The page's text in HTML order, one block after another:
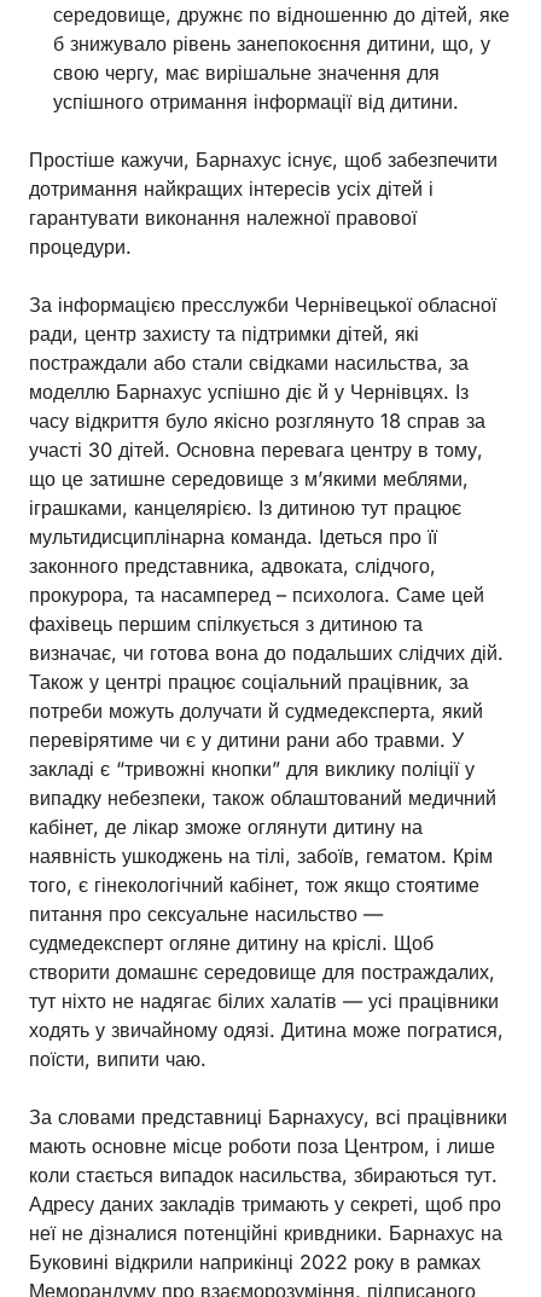
середовище, дружнє по відношенню до дітей, яке
б знижувало рівень занепокоєння дитини, що, у
свою чергу, має вирішальне значення для
успішного отримання інформації від дитини.
Простіше кажучи, Барнахус існує, щоб забезпечити
дотримання найкращих інтересів усіх дітей і
гарантувати виконання належної правової
процедури.
За інформацією пресслужби Чернівецької обласної
ради, центр захисту та підтримки дітей, які
постраждали або стали свідками насильства, за
моделлю Барнахус успішно діє й у Чернівцях. Із
часу відкриття було якісно розглянуто 18 справ за
участі 30 дітей. Основна перевага центру в тому,
що це затишне середовище з м’якими меблями,
іграшками, канцелярією. Із дитиною тут працює
мультидисциплінарна команда. Ідеться про її
законного представника, адвоката, слідчого,
прокурора, та насамперед – психолога. Саме цей
фахівець першим спілкується з дитиною та
визначає, чи готова вона до подальших слідчих дій.
Також у центрі працює соціальний працівник, за
потреби можуть долучати й судмедексперта, який
перевірятиме чи є у дитини рани або травми. У
закладі є “тривожні кнопки” для виклику поліції у
випадку небезпеки, також облаштований медичний
кабінет, де лікар зможе оглянути дитину на
наявність ушкоджень на тілі, забоїв, гематом. Крім
того, є гінекологічний кабінет, тож якщо стоятиме
питання про сексуальне насильство —
судмедексперт огляне дитину на кріслі. Щоб
створити домашнє середовище для постраждалих,
тут ніхто не надягає білих халатів — усі працівники
ходять у звичайному одязі. Дитина може погратися,
поїсти, випити чаю.
За словами представниці Барнахусу, всі працівники
мають основне місце роботи поза Центром, і лише
коли стається випадок насильства, збираються тут.
Адресу даних закладів тримають у секреті, щоб про
неї не дізналися потенційні кривдники. Барнахус на
Буковині відкрили наприкінці 2022 року в рамках
Меморандуму про взаєморозуміння, підписаного